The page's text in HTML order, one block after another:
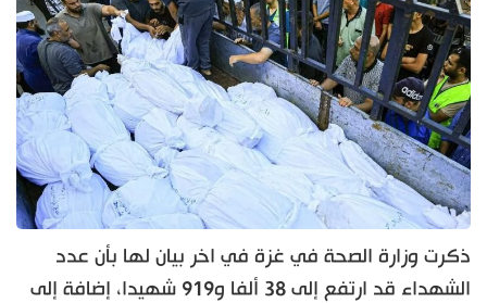
ذكرت وزارة الصحة في غزة في اخر بيان لها بأن عدد
الشهداء قد ارتفع إلى 38 ألفا و919 شهيدا، إضافة إلى